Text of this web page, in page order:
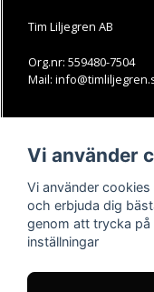
Tim Liljegren AB
Org.nr: 559480-7504
Mail:
Köpvillkor
Kontakt
Youtube-videos
Vi använder
Vi använder
och erbjuda dig
genom att trycka på
inställningar